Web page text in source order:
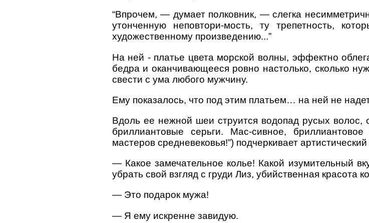
“Впрочем, — думает полковник, — слегка
утонченную неповтори-мость, ту трепетность,
художественному произведению...”
На ней - платье цвета морской волны, эффектно
бедра и оканчивающееся ровно настолько, сколько
свести с ума любого мужчину.
Ему показалось, что под этим платьем… на ней не
Вдоль ее нежной шеи струится водопад русых волос,
бриллиантовые серьги. Мас-сивное,
мастеров средневековья!”) подчеркивает
— Какое замечательное колье! Какой изумительный
убрать свой взгляд с груди Лиз, убийственная красота
— Это подарок мужа!
— Я ему искренне завидую.